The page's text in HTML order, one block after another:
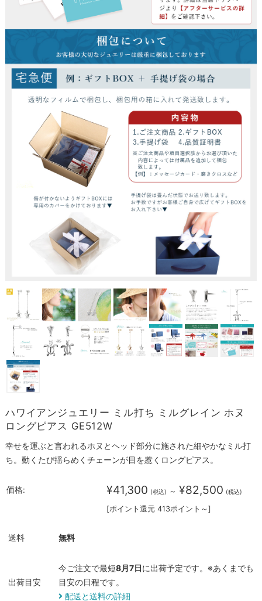
ハワイアンジュエリー ミル打ち ミルグレイン ホヌ
ロングピアス GE512W
幸せを運ぶと言われるホヌとヘッド部分に施された細やかなミル打
ち。動くたび揺らめくチェーンが目を惹くロングピアス。
価格: ¥41,300 (税込) ～ ¥82,500 (税込)
[ポイント還元 413ポイント～]
送料 無料
出荷目安
今ご注文で最短8月7日に出荷予定です。※あくまでも
目安の日程です。
配送と送料の詳細